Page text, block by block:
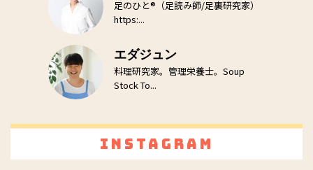
足のひと®（足読み師/足裏研究家）
https:...
エダジュン
料理研究家。管理栄養士。Soup
Stock To...
Instagram